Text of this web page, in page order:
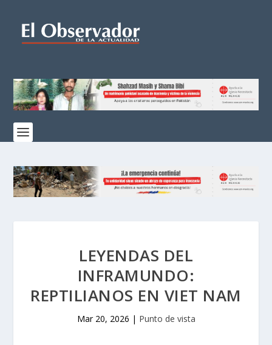
LEYENDAS DEL
INFRAMUNDO:
REPTILIANOS EN VIET NAM
Mar 20, 2026 | Punto de vista